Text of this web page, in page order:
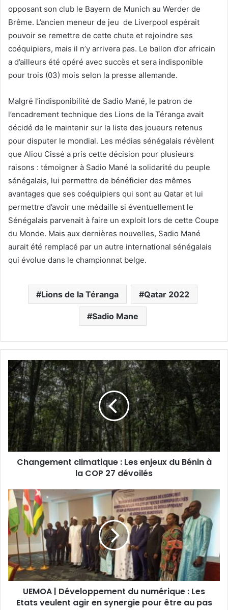
opposant son club le Bayern de Munich au Werder de
Brême. L’ancien meneur de jeu de Liverpool espérait
pouvoir se remettre de cette chute et rejoindre ses
coéquipiers, mais il n’y arrivera pas. Le ballon d’or africain
a d’ailleurs été opéré avec succès et sera indisponible
pour trois (03) mois selon la presse allemande.
Malgré l’indisponibilité de Sadio Mané, le patron de
l’encadrement technique des Lions de la Téranga avait
décidé de le maintenir sur la liste des joueurs retenus
pour disputer le mondial. Les médias sénégalais révèlent
que Aliou Cissé a pris cette décision pour plusieurs
raisons : témoigner à Sadio Mané la solidarité du peuple
sénégalais, lui permettre de bénéficier des mêmes
avantages que ses coéquipiers qui sont au Qatar et lui
permettre d’avoir une médaille si éventuellement le
Sénégalais parvenait à faire un exploit lors de cette Coupe
du Monde. Mais aux dernières nouvelles, Sadio Mané
aurait été remplacé par un autre international sénégalais
qui évolue dans le championnat belge.
Lions de la Téranga Qatar 2022
Sadio Mane
Changement climatique : Les enjeux du Bénin à
la COP 27 dévoilés
UEMOA | Développement du numérique : Les
Etats veulent agir en synergie pour être au pas